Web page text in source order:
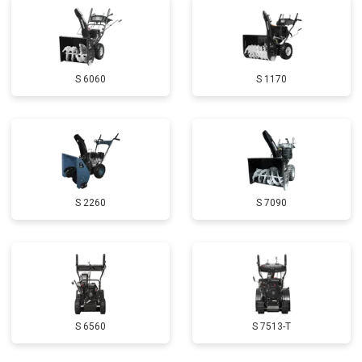
Замена глушителя Заказать
Замена маховика от 3050 ₽ Заказать
Натяжка тросов Заказать
Ремонт электропроводки от 3150 ₽ Заказать
Полное ТО от 4900 ₽
Регулировка зазоров клапанов от 2800 ₽
Демонтаж-монтаж двигателя от 6400 ₽ Заказать
Ремонт сцепления от 3800 ₽ Заказать
S 6060 S 1170
S 2260 S 7090
S 6560 S 7513-T